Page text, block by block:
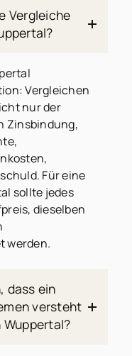
Vergleiche
Vergleichen
nur der
Zinsbindung,
Für eine
sollte jedes
dieselben
werden.
dass ein
versteht